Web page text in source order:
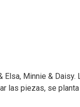
Minnie & Daisy.
las piezas, se planta